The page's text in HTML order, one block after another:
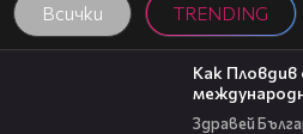
Всички TRENDING
03:09
Как Пловдив
Здравей